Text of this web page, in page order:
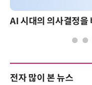
전자 많이 본 뉴스